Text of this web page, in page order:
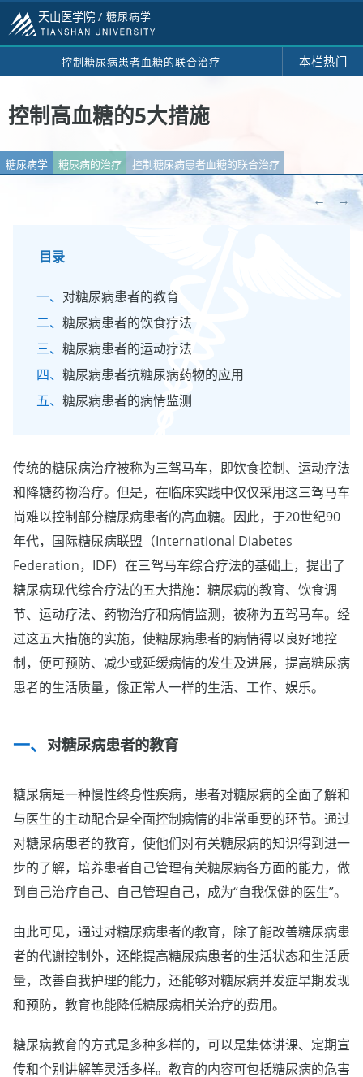
天山医学院 / 糖尿病学
控制糖尿病患者血糖的联合治疗 本栏热门
控制高血糖的5大措施
糖尿病学 糖尿病的治疗 控制糖尿病患者血糖的联合治疗
← →
目录
对糖尿病患者的教育
糖尿病患者的饮食疗法
糖尿病患者的运动疗法
糖尿病患者抗糖尿病药物的应用
糖尿病患者的病情监测
传统的糖尿病治疗被称为三驾马车，即饮食控制、运动疗法
和降糖药物治疗。但是，在临床实践中仅仅采用这三驾马车
尚难以控制部分糖尿病患者的高血糖。因此，于20世纪90
年代，国际糖尿病联盟（International Diabetes
Federation，IDF）在三驾马车综合疗法的基础上，提出了
糖尿病现代综合疗法的五大措施：糖尿病的教育、饮食调
节、运动疗法、药物治疗和病情监测，被称为五驾马车。经
过这五大措施的实施，使糖尿病患者的病情得以良好地控
制，便可预防、减少或延缓病情的发生及进展，提高糖尿病
患者的生活质量，像正常人一样的生活、工作、娱乐。
对糖尿病患者的教育
糖尿病是一种慢性终身性疾病，患者对糖尿病的全面了解和
与医生的主动配合是全面控制病情的非常重要的环节。通过
对糖尿病患者的教育，使他们对有关糖尿病的知识得到进一
步的了解，培养患者自己管理有关糖尿病各方面的能力，做
到自己治疗自己、自己管理自己，成为“自我保健的医生”。
由此可见，通过对糖尿病患者的教育，除了能改善糖尿病患
者的代谢控制外，还能提高糖尿病患者的生活状态和生活质
量，改善自我护理的能力，还能够对糖尿病并发症早期发现
和预防，教育也能降低糖尿病相关治疗的费用。
糖尿病教育的方式是多种多样的，可以是集体讲课、定期宣
传和个别讲解等灵活多样。教育的内容可包括糖尿病的危害